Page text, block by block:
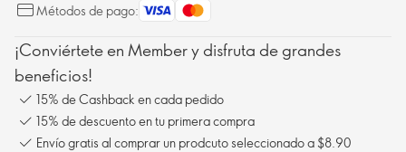
Métodos de pago:
¡Conviértete en Member y disfruta de grandes
beneficios!
15% de Cashback en cada pedido
15% de descuento en tu primera compra
Envío gratis al comprar un prodcuto seleccionado a $8.90